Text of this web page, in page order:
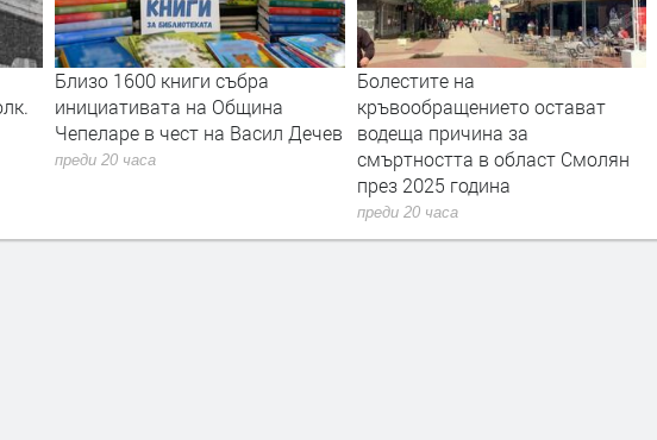
Близо 1600 книги събра
инициативата на Община
Чепеларе в чест на Васил Дечев
преди 20 часа
Болестите на
кръвообращението остават
водеща причина за
смъртността в област Смолян
през 2025 година
преди 20 часа
Нов
преди